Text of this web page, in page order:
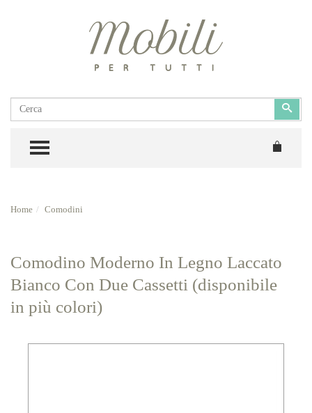
Cerca
TOGGLE MENU
Home Comodini
Comodino Moderno In Legno Laccato
Bianco Con Due Cassetti (disponibile
in più colori)